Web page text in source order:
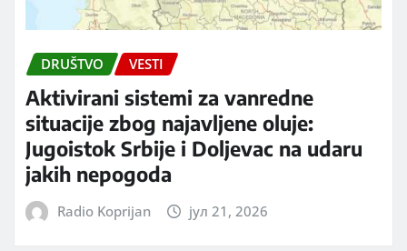
DRUŠTVO VESTI
Aktivirani sistemi za vanredne
situacije zbog najavljene oluje:
Jugoistok Srbije i Doljevac na udaru
jakih nepogoda
Radio Koprijan јул 21, 2026